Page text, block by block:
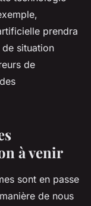
prendra
situation
de
à venir
sont en passe
de nous